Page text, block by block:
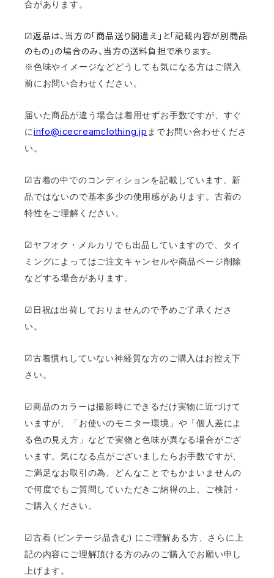
合があります。
☑︎返品は、当方の「商品送り間違え」と「記載内容が別商品
のもの」の場合のみ、当方の送料負担で承ります。
※色味やイメージなどどうしても気になる方はご購入
前にお問い合わせください。
届いた商品が違う場合は着用せずお手数ですが、すぐ
にinfo@icecreamclothing.jp までお問い合わせくださ
い。
☑︎古着の中でのコンディションを記載しています。新
品ではないので基本多少の使用感があります。古着の
特性をご理解ください。
☑︎ヤフオク・メルカリでも出品していますので、タイ
ミングによってはご注文キャンセルや商品ページ削除
などする場合があります。
☑︎日祝は出荷しておりませんので予めご了承くださ
い。
☑︎古着慣れしていない神経質な方のご購入はお控え下
さい。
☑︎商品のカラーは撮影時にできるだけ実物に近づけて
いますが、「お使いのモニター環境」や「個人差によ
る色の見え方」などで実物と色味が異なる場合がござ
います。気になる点がございましたらお手数ですが、
ご満足なお取引の為、どんなことでもかまいませんの
で何度でもご質問していただきご納得の上、ご検討・
ご購入ください。
☑︎古着 (ビンテージ品含む) にご理解ある方、さらに上
記の内容にご理解頂ける方のみのご購入でお願い申し
上げます。